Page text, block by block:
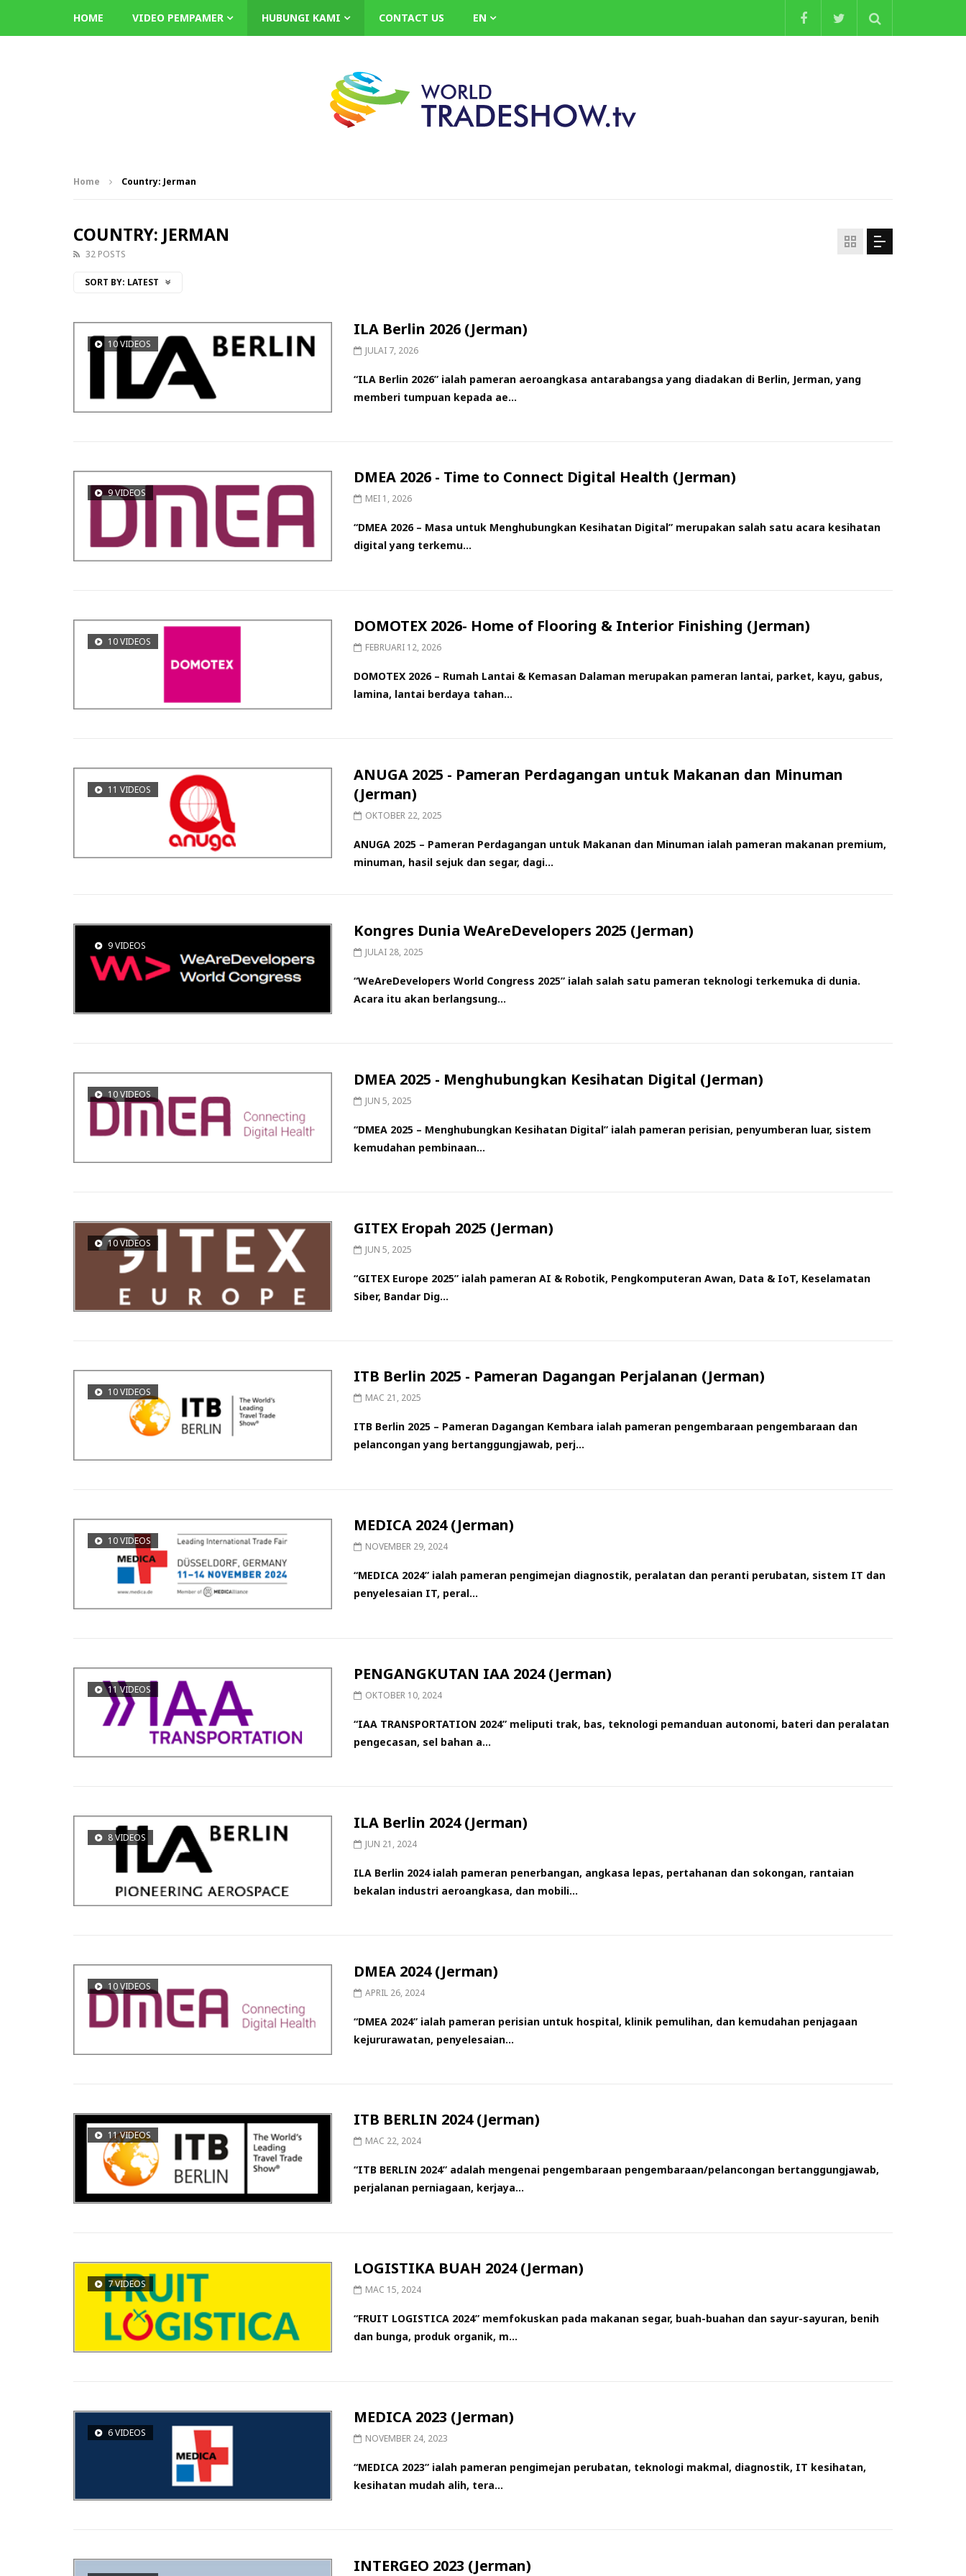
HOME VIDEO PEMPAMER HUBUNGI KAMI CONTACT US EN
Home Country: Jerman
COUNTRY: JERMAN
32 POSTS
SORT BY: LATEST
10 VIDEOS
ILA Berlin 2026 (Jerman)
JULAI 7, 2026
“ILA Berlin 2026” ialah pameran aeroangkasa antarabangsa yang diadakan di Berlin, Jerman, yang
memberi tumpuan kepada ae...
9 VIDEOS
DMEA 2026 - Time to Connect Digital Health (Jerman)
MEI 1, 2026
“DMEA 2026 – Masa untuk Menghubungkan Kesihatan Digital” merupakan salah satu acara kesihatan
digital yang terkemu...
10 VIDEOS
DOMOTEX 2026- Home of Flooring & Interior Finishing (Jerman)
FEBRUARI 12, 2026
DOMOTEX 2026 – Rumah Lantai & Kemasan Dalaman merupakan pameran lantai, parket, kayu, gabus,
lamina, lantai berdaya tahan...
11 VIDEOS
ANUGA 2025 - Pameran Perdagangan untuk Makanan dan Minuman
(Jerman)
OKTOBER 22, 2025
ANUGA 2025 – Pameran Perdagangan untuk Makanan dan Minuman ialah pameran makanan premium,
minuman, hasil sejuk dan segar, dagi...
9 VIDEOS
Kongres Dunia WeAreDevelopers 2025 (Jerman)
JULAI 28, 2025
“WeAreDevelopers World Congress 2025” ialah salah satu pameran teknologi terkemuka di dunia.
Acara itu akan berlangsung...
10 VIDEOS
DMEA 2025 - Menghubungkan Kesihatan Digital (Jerman)
JUN 5, 2025
“DMEA 2025 – Menghubungkan Kesihatan Digital” ialah pameran perisian, penyumberan luar, sistem
kemudahan pembinaan...
10 VIDEOS
GITEX Eropah 2025 (Jerman)
JUN 5, 2025
“GITEX Europe 2025” ialah pameran AI & Robotik, Pengkomputeran Awan, Data & IoT, Keselamatan
Siber, Bandar Dig...
10 VIDEOS
ITB Berlin 2025 - Pameran Dagangan Perjalanan (Jerman)
MAC 21, 2025
ITB Berlin 2025 – Pameran Dagangan Kembara ialah pameran pengembaraan pengembaraan dan
pelancongan yang bertanggungjawab, perj...
10 VIDEOS
MEDICA 2024 (Jerman)
NOVEMBER 29, 2024
“MEDICA 2024” ialah pameran pengimejan diagnostik, peralatan dan peranti perubatan, sistem IT dan
penyelesaian IT, peral...
11 VIDEOS
PENGANGKUTAN IAA 2024 (Jerman)
OKTOBER 10, 2024
“IAA TRANSPORTATION 2024” meliputi trak, bas, teknologi pemanduan autonomi, bateri dan peralatan
pengecasan, sel bahan a...
8 VIDEOS
ILA Berlin 2024 (Jerman)
JUN 21, 2024
ILA Berlin 2024 ialah pameran penerbangan, angkasa lepas, pertahanan dan sokongan, rantaian
bekalan industri aeroangkasa, dan mobili...
10 VIDEOS
DMEA 2024 (Jerman)
APRIL 26, 2024
“DMEA 2024” ialah pameran perisian untuk hospital, klinik pemulihan, dan kemudahan penjagaan
kejururawatan, penyelesaian...
11 VIDEOS
ITB BERLIN 2024 (Jerman)
MAC 22, 2024
“ITB BERLIN 2024” adalah mengenai pengembaraan pengembaraan/pelancongan bertanggungjawab,
perjalanan perniagaan, kerjaya...
7 VIDEOS
LOGISTIKA BUAH 2024 (Jerman)
MAC 15, 2024
“FRUIT LOGISTICA 2024” memfokuskan pada makanan segar, buah-buahan dan sayur-sayuran, benih
dan bunga, produk organik, m...
6 VIDEOS
MEDICA 2023 (Jerman)
NOVEMBER 24, 2023
“MEDICA 2023” ialah pameran pengimejan perubatan, teknologi makmal, diagnostik, IT kesihatan,
kesihatan mudah alih, tera...
INTERGEO 2023 (Jerman)